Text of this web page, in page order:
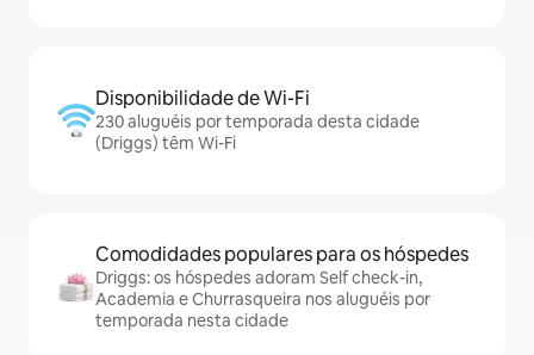
Disponibilidade de Wi-Fi
230 aluguéis por temporada desta cidade
(Driggs) têm Wi-Fi
Comodidades populares para os hóspedes
Driggs: os hóspedes adoram Self check-in,
Academia e Churrasqueira nos aluguéis por
temporada nesta cidade